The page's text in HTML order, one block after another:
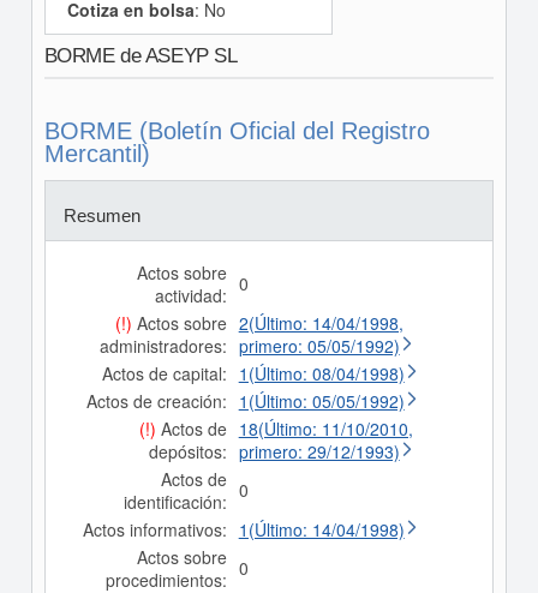
Cotiza en bolsa: No
BORME de ASEYP SL
BORME (Boletín Oficial del Registro
Mercantil)
Resumen
Actos sobre
actividad: 0
(!) Actos sobre
administradores:
2(Último: 14/04/1998,
primero: 05/05/1992)
Actos de capital: 1(Último: 08/04/1998)
Actos de creación: 1(Último: 05/05/1992)
(!) Actos de
depósitos:
18(Último: 11/10/2010,
primero: 29/12/1993)
Actos de
identificación: 0
Actos informativos: 1(Último: 14/04/1998)
Actos sobre
procedimientos: 0